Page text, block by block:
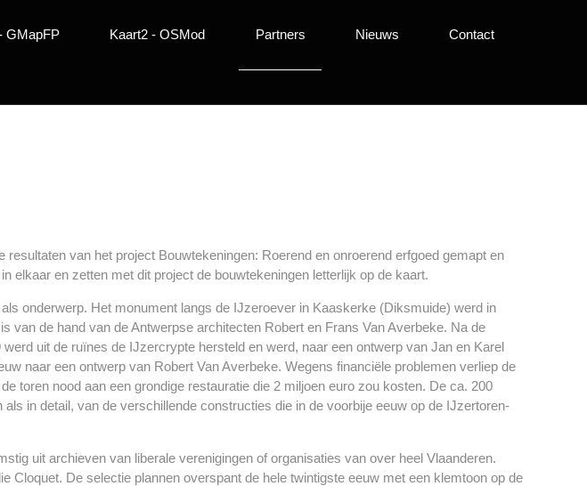
GMapFP Kaart2 - OSMod Partners Nieuws Contact
van het project Bouwtekeningen: Roerend en onroerend erfgoed gemapt en
elkaar en zetten met dit project de bouwtekeningen letterlijk op de kaart.
onderwerp. Het monument langs de IJzeroever in Kaaskerke (Diksmuide) werd in
van de hand van de Antwerpse architecten Robert en Frans Van Averbeke. Na de
uit de ruïnes de IJzercrypte hersteld en werd, naar een ontwerp van Jan en Karel
naar een ontwerp van Robert Van Averbeke. Wegens financiële problemen verliep de
toren nood aan een grondige restauratie die 2 miljoen euro zou kosten. De ca. 200
in detail, van de verschillende constructies die in de voorbije eeuw op de IJzertoren-
uit archieven van liberale verenigingen of organisaties van over heel Vlaanderen.
De selectie plannen overspant de hele twintigste eeuw met een klemtoon op de